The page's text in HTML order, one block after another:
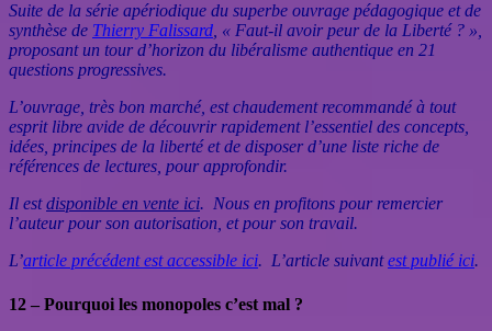
Suite de la série apériodique du superbe ouvrage pédagogique et de
synthèse de Thierry Falissard , « Faut-il avoir peur de la Liberté ? »,
proposant un tour d’horizon du libéralisme authentique en 21
questions progressives.
L’ouvrage, très bon marché, est chaudement recommandé à tout
esprit libre avide de découvrir rapidement l’essentiel des concepts,
idées, principes de la liberté et de disposer d’une liste riche de
références de lectures, pour approfondir.
Il estdisponible en vente ici. Nous en profitons pour remercier
l’auteur pour son autorisation, et pour son travail.
L’article précédent est accessible ici. L’article suivantest publié ici.
12 – Pourquoi les monopoles c’est mal ?